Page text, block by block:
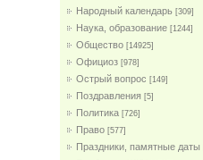
Народный календарь [309]
Наука, образование [1244]
Общество [14925]
Официоз [978]
Острый вопрос [149]
Поздравления [5]
Политика [726]
Право [577]
Праздники, памятные даты